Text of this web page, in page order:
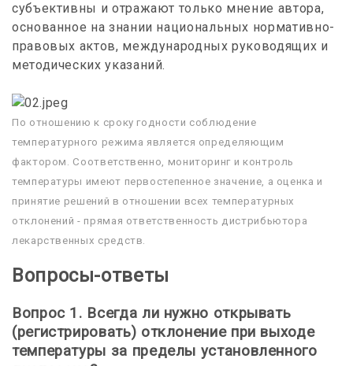
субъективны и отражают только мнение автора,
основанное на знании национальных нормативно-
правовых актов, международных руководящих и
методических указаний.
По отношению к сроку годности соблюдение
температурного режима является определяющим
фактором. Соответственно, мониторинг и контроль
температуры имеют первостепенное значение, а оценка и
принятие решений в отношении всех температурных
отклонений - прямая ответственность дистрибьютора
лекарственных средств.
Вопросы-ответы
Вопрос 1. Всегда ли нужно открывать
(регистрировать) отклонение при выходе
температуры за пределы установленного